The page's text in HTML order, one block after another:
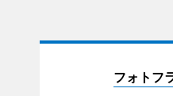
フォトフ